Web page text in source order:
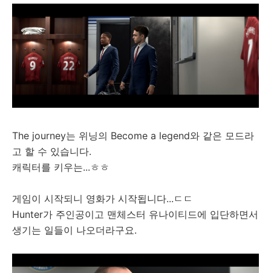
The journey는 위닝의 Become a legend와 같은 모드라
고 할 수 있습니다.
캐릭터를 키우는...ㅎㅎ
게임이 시작되니 영화가 시작됩니다...ㄷㄷ
Hunter가 주인공이고 맨체스터 유나이티드에 입단하면서
생기는 일들이 나오더라구요.